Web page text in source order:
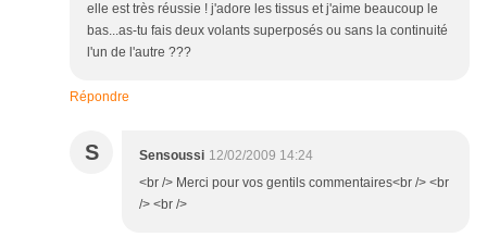
elle est très réussie ! j'adore les tissus et j'aime beaucoup le
bas...as-tu fais deux volants superposés ou sans la continuité
l'un de l'autre ???
Répondre
S Sensoussi 12/02/2009 14:24
<br /> Merci pour vos gentils commentaires<br /> <br
/> <br />